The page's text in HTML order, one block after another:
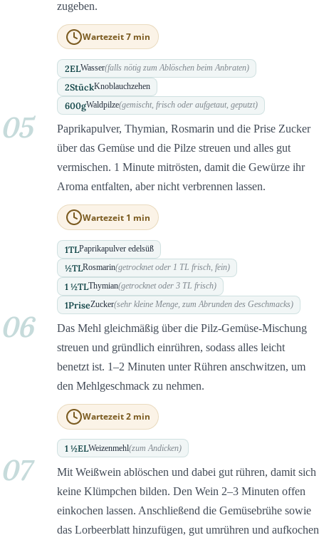
zugeben.
Wartezeit 7 min
2ELWasser(falls nötig zum Ablöschen beim Anbraten)
2StückKnoblauchzehen
600gWaldpilze(gemischt, frisch oder aufgetaut, geputzt)
05
Paprikapulver, Thymian, Rosmarin und die Prise Zucker
über das Gemüse und die Pilze streuen und alles gut
vermischen. 1 Minute mitrösten, damit die Gewürze ihr
Aroma entfalten, aber nicht verbrennen lassen.
Wartezeit 1 min
1TLPaprikapulver edelsüß
½TLRosmarin(getrocknet oder 1 TL frisch, fein)
1 ½TLThymian(getrocknet oder 3 TL frisch)
1PriseZucker(sehr kleine Menge, zum Abrunden des Geschmacks)
06
Das Mehl gleichmäßig über die Pilz-Gemüse-Mischung
streuen und gründlich einrühren, sodass alles leicht
benetzt ist. 1–2 Minuten unter Rühren anschwitzen, um
den Mehlgeschmack zu nehmen.
Wartezeit 2 min
1 ½ELWeizenmehl(zum Andicken)
07
Mit Weißwein ablöschen und dabei gut rühren, damit sich
keine Klümpchen bilden. Den Wein 2–3 Minuten offen
einkochen lassen. Anschließend die Gemüsebrühe sowie
das Lorbeerblatt hinzufügen, gut umrühren und aufkochen